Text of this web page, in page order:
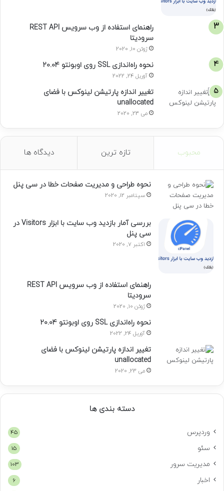
راهنمای استفاده از وب سرویس REST API
سرودیتا
ژوئن 10, 2020
نحوه راه‌اندازی SSL روی اوبونتو 20.04
آوریل 24, 2022
تغییر اندازه پارتیشن لینوکس با فضای
unallocated
می 23, 2020
محبوب تازه ترین دیدگاه ها
نحوه طراحی و مدیریت صفحات خطا در سی پنل
سپتامبر 12, 2020
بررسی آمار بازدید وب سایت با ابزار Visitors در
سی پنل
اکتبر 7, 2020
راهنمای استفاده از وب سرویس REST API
سرودیتا
ژوئن 10, 2020
نحوه راه‌اندازی SSL روی اوبونتو 20.04
آوریل 24, 2022
تغییر اندازه پارتیشن لینوکس با فضای
unallocated
می 23, 2020
دسته بندی ها
وردپرس 45
سئو 15
مدیریت سرور 103
اخبار 6